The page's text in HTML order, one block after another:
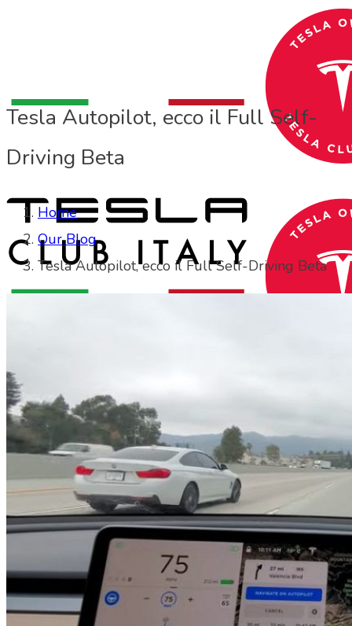
HOME
CHI SIAMO
CHI SIAMO
Tesla Autopilot, ecco il Full Self-
Driving Beta
Home
Our Blog
Tesla Autopilot, ecco il Full Self-Driving Beta